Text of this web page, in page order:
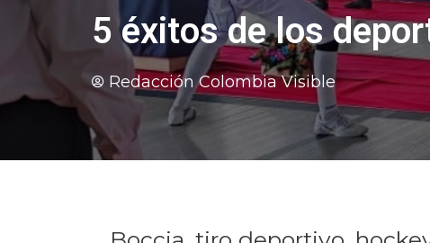
5 éxitos de los
Redacción Colombia Visible